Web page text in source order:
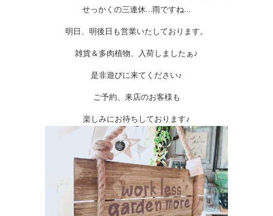
せっかくの三連休…雨ですね…
明日、明後日も営業いたしております。
雑貨＆多肉植物、入荷しましたぁ♪
是非遊びに来てください♪
ご予約、来店のお客様も
楽しみにお待ちしております♪